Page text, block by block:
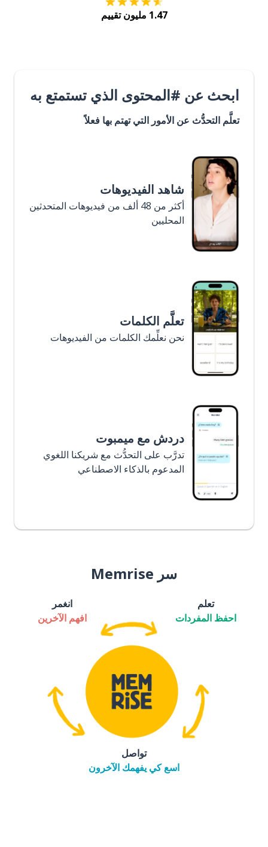
1.47 مليون تقييم
ابحث عن #المحتوى الذي تستمتع به
تعلَّم التحدُّث عن الأمور التي تهتم بها فعلاً
شاهد الفيديوهات
أكثر من 48 ألف من فيديوهات المتحدثين
المحليين
تعلَّم الكلمات
نحن نعلِّمك الكلمات من الفيديوهات
دردش مع ميمبوت
تدرَّب على التحدُّث مع شريكنا اللغوي
المدعوم بالذكاء الاصطناعي
سر Memrise
تعلم
احفظ المفردات
انغمر
افهم الآخرين
تواصل
اسع كي يفهمك الآخرون